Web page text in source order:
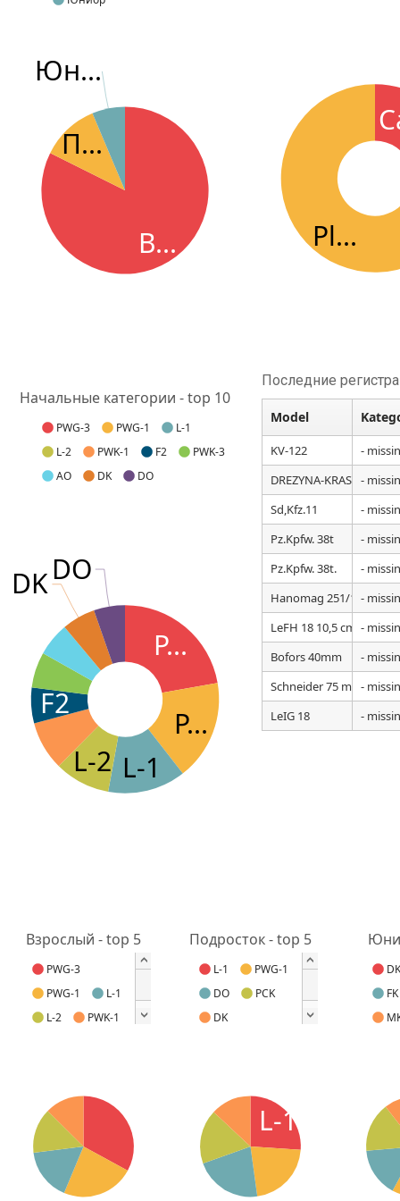
В...
П...
Юн...
Pl...
PWG-3 PWG-1
L-1
L-2
PWK-1 F2
PWK-3
AO
DK DO
Начальные категории - top 10
P...
P...
L-1
L-2
F2
DKDO
Последние
Model
KV-122
-
DREZYNA-KRASNAJA
-
Sd,Kfz.11
-
Pz.Kpfw. 38t
-
Pz.Kpfw. 38t.
-
Hanomag 251/1 Ausf. A
-
LeFH 18 10,5 cm -
Bofors 40mm
-
Schneider 75 mm-
LeIG 18
-
PWG-3
PWG-1
L-1
L-2
PWK-1
Взрослый - top 5
L-1
PWG-1
DO
PCK
DK
Подросток - top 5
L-1
FK